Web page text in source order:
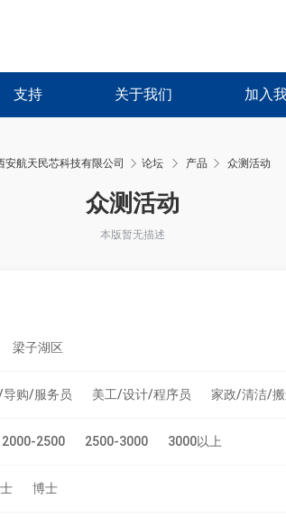
支持 关于我们 加入
安航天民芯科技有限公司 论坛
›
产品 众测活动
众测活动
本版暂无描述
梁子湖区
购/服务员 美工/设计/程序员 家政/清洁/
2000-2500 2500-3000 3000以上
博士